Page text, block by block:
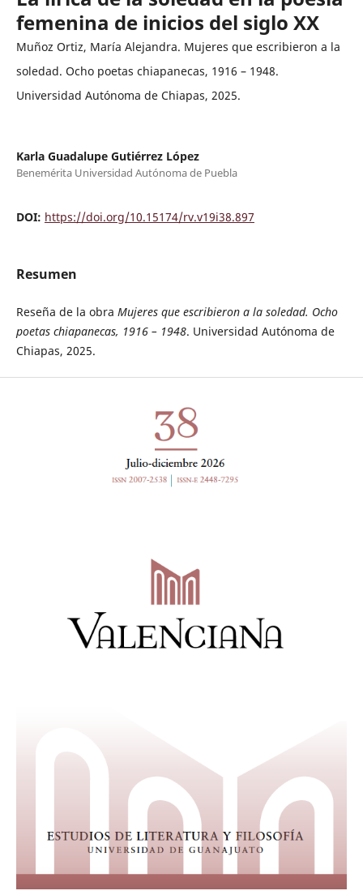
femenina de inicios del siglo XX
Muñoz Ortiz, María Alejandra. Mujeres que escribieron a la
soledad. Ocho poetas chiapanecas, 1916 – 1948.
Universidad Autónoma de Chiapas, 2025.
Karla Guadalupe Gutiérrez López
Benemérita Universidad Autónoma de Puebla
DOI: https://doi.org/10.15174/rv.v19i38.897
Resumen
Reseña de la obra Mujeres que escribieron a la soledad. Ocho
poetas chiapanecas, 1916 – 1948. Universidad Autónoma de
Chiapas, 2025.